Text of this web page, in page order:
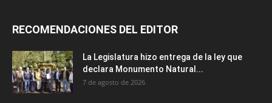
RECOMENDACIONES DEL EDITOR
La Legislatura hizo entrega de la ley que
declara Monumento Natural...
7 de agosto de 2026